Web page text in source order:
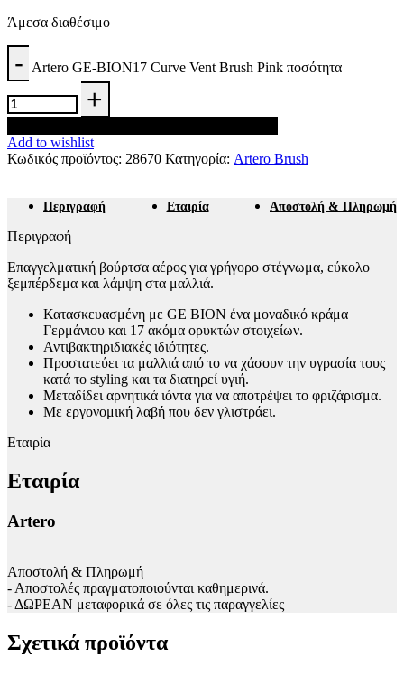
Άμεσα διαθέσιμο
Artero GE-BION17 Curve Vent Brush Pink ποσότητα
Add to wishlist
Κωδικός προϊόντος: 28670 Κατηγορία: Artero Brush
Περιγραφή Εταιρία Αποστολή & Πληρωμή
Περιγραφή
Επαγγελματική βούρτσα αέρος για γρήγορο στέγνωμα, εύκολο
ξεμπέρδεμα και λάμψη στα μαλλιά.
Κατασκευασμένη με GE BION ένα μοναδικό κράμα
Γερμάνιου και 17 ακόμα ορυκτών στοιχείων.
Αντιβακτηριδιακές ιδιότητες.
Προστατεύει τα μαλλιά από το να χάσουν την υγρασία τους
κατά το styling και τα διατηρεί υγιή.
Μεταδίδει αρνητικά ιόντα για να αποτρέψει το φριζάρισμα.
Με εργονομική λαβή που δεν γλιστράει.
Εταιρία
Εταιρία
Artero
Αποστολή & Πληρωμή
- Αποστολές πραγματοποιούνται καθημερινά.
- ΔΩΡΕΑΝ μεταφορικά σε όλες τις παραγγελίες
Σχετικά προϊόντα